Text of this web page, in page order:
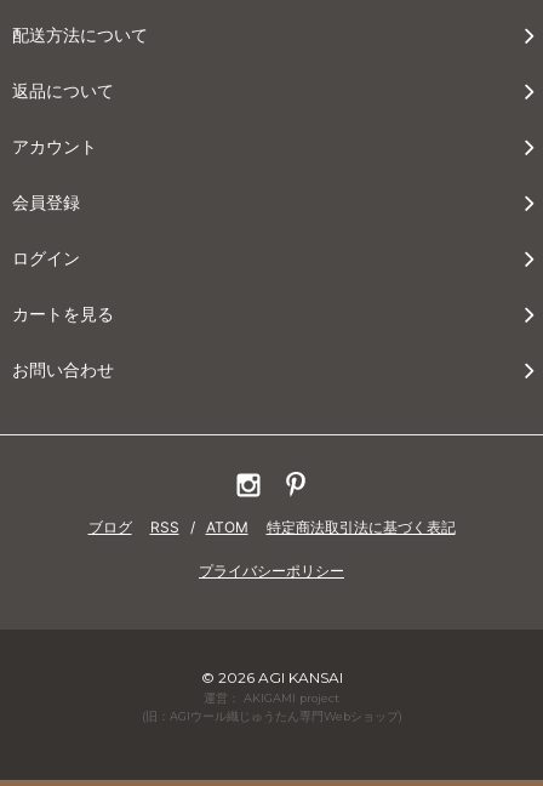
配送方法について
返品について
アカウント
会員登録
ログイン
カートを見る
お問い合わせ
ブログ RSS / ATOM 特定商法取引法に基づく表記
プライバシーポリシー
© 2026 AGI KANSAI
運営： AKIGAMI project
(旧：AGIウール織じゅうたん専門Webショップ)